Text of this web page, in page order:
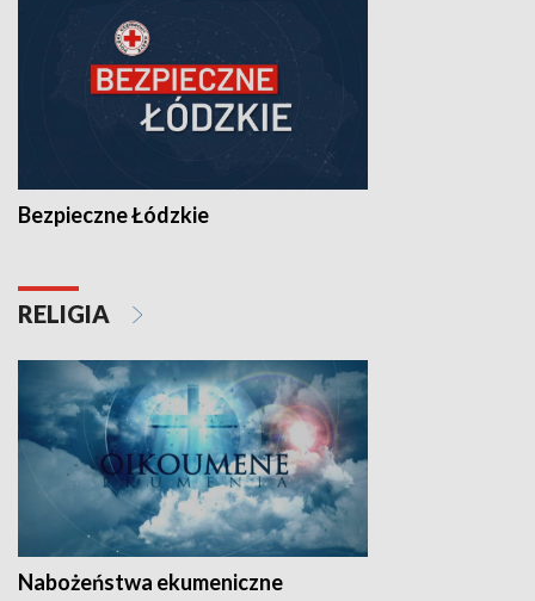
Bezpieczne Łódzkie
RELIGIA
Nabożeństwa ekumeniczne